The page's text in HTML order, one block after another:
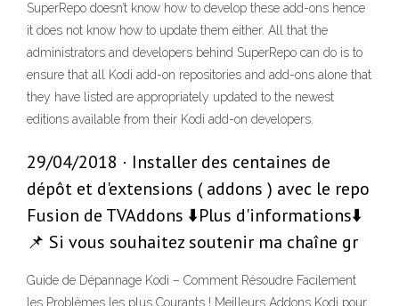
SuperRepo doesn’t know how to develop these add-ons hence
it does not know how to update them either. All that the
administrators and developers behind SuperRepo can do is to
ensure that all Kodi add-on repositories and add-ons alone that
they have listed are appropriately updated to the newest
editions available from their Kodi add-on developers.
29/04/2018 · Installer des centaines de
dépôt et d'extensions ( addons ) avec le repo
Fusion de TVAddons ⬇️Plus d'informations⬇️
📌 Si vous souhaitez soutenir ma chaîne gr
Guide de Dépannage Kodi – Comment Résoudre Facilement
les Problèmes les plus Courants ! Meilleurs Addons Kodi pour